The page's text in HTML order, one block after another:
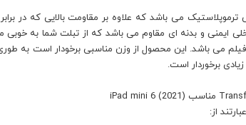
می باشد. این محصول از وزن مناسبی برخودار است
برخوردار است.
از: